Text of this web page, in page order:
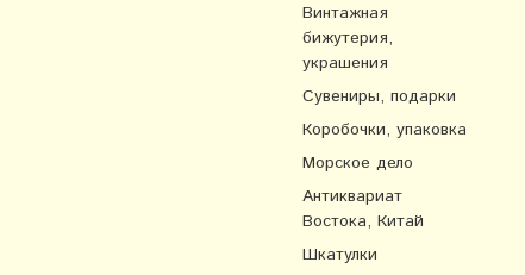
Винтажная
бижутерия,
украшения
Сувениры, подарки
Коробочки, упаковка
Морское дело
Антиквариат
Востока, Китай
Шкатулки